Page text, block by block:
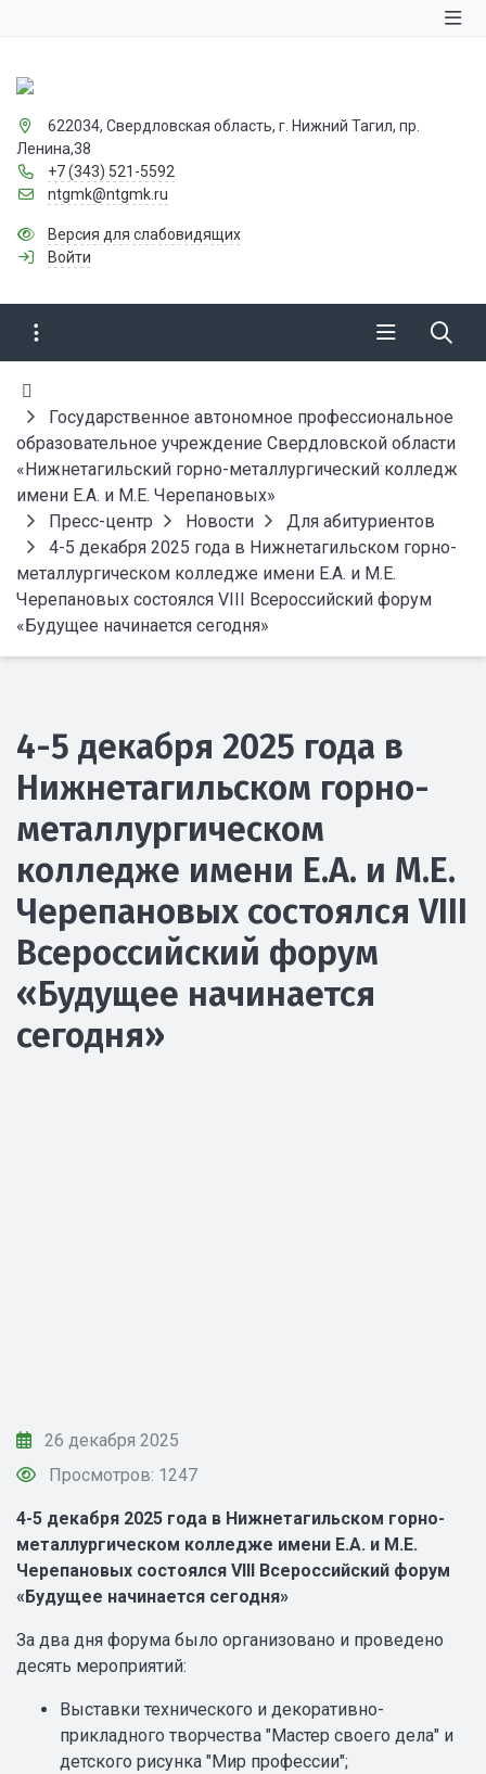
622034, Свердловская область, г. Нижний Тагил, пр.
Ленина,38
+7 (343) 521-5592
ntgmk@ntgmk.ru
Версия для слабовидящих
Войти
Государственное автономное профессиональное
образовательное учреждение Свердловской области
«Нижнетагильский горно-металлургический колледж
имени Е.А. и М.Е. Черепановых»
Пресс-центр
Новости
Для абитуриентов
4-5 декабря 2025 года в Нижнетагильском горно-
металлургическом колледже имени Е.А. и М.Е.
Черепановых состоялся VIII Всероссийский форум
«Будущее начинается сегодня»
4-5 декабря 2025 года в
Нижнетагильском горно-
металлургическом
колледже имени Е.А. и М.Е.
Черепановых состоялся VIII
Всероссийский форум
«Будущее начинается
сегодня»
26 декабря 2025
Просмотров: 1247
4-5 декабря 2025 года в Нижнетагильском горно-
металлургическом колледже имени Е.А. и М.Е.
Черепановых состоялся VIII Всероссийский форум
«Будущее начинается сегодня»
За два дня форума было организовано и проведено
десять мероприятий:
Выставки технического и декоративно-
прикладного творчества "Мастер своего дела" и
детского рисунка "Мир профессии";